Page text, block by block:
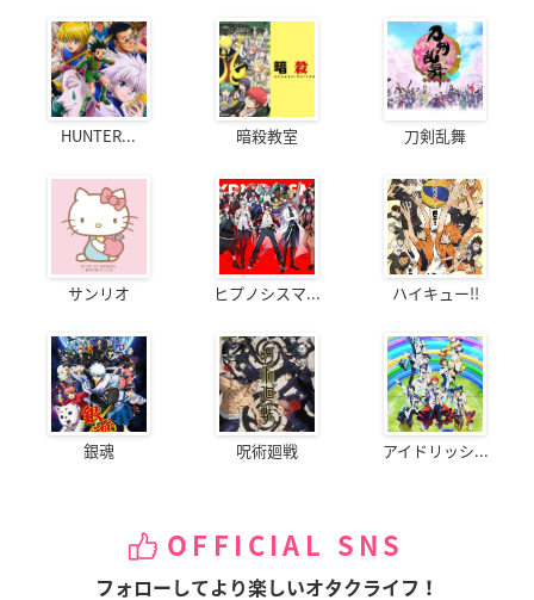
HUNTER... 暗殺教室 刀剣乱舞
サンリオ ヒプノシスマ... ハイキュー!!
銀魂 呪術廻戦 アイドリッシ...
OFFICIAL SNS
フォローしてより楽しいオタクライフ！